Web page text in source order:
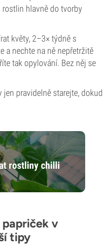
hlavně do tvorby
květy, 2–3× týdně s
a nechte na ně nepřetržitě
tak opylování. Bez něj se
pravidelně starejte, dokud
rostliny chilli
v
tipy